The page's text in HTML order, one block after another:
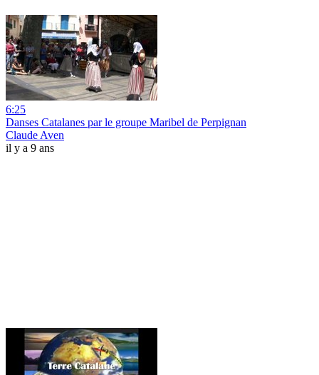
6:25
Danses Catalanes par le groupe Maribel de Perpignan
Claude Aven
il y a 9 ans